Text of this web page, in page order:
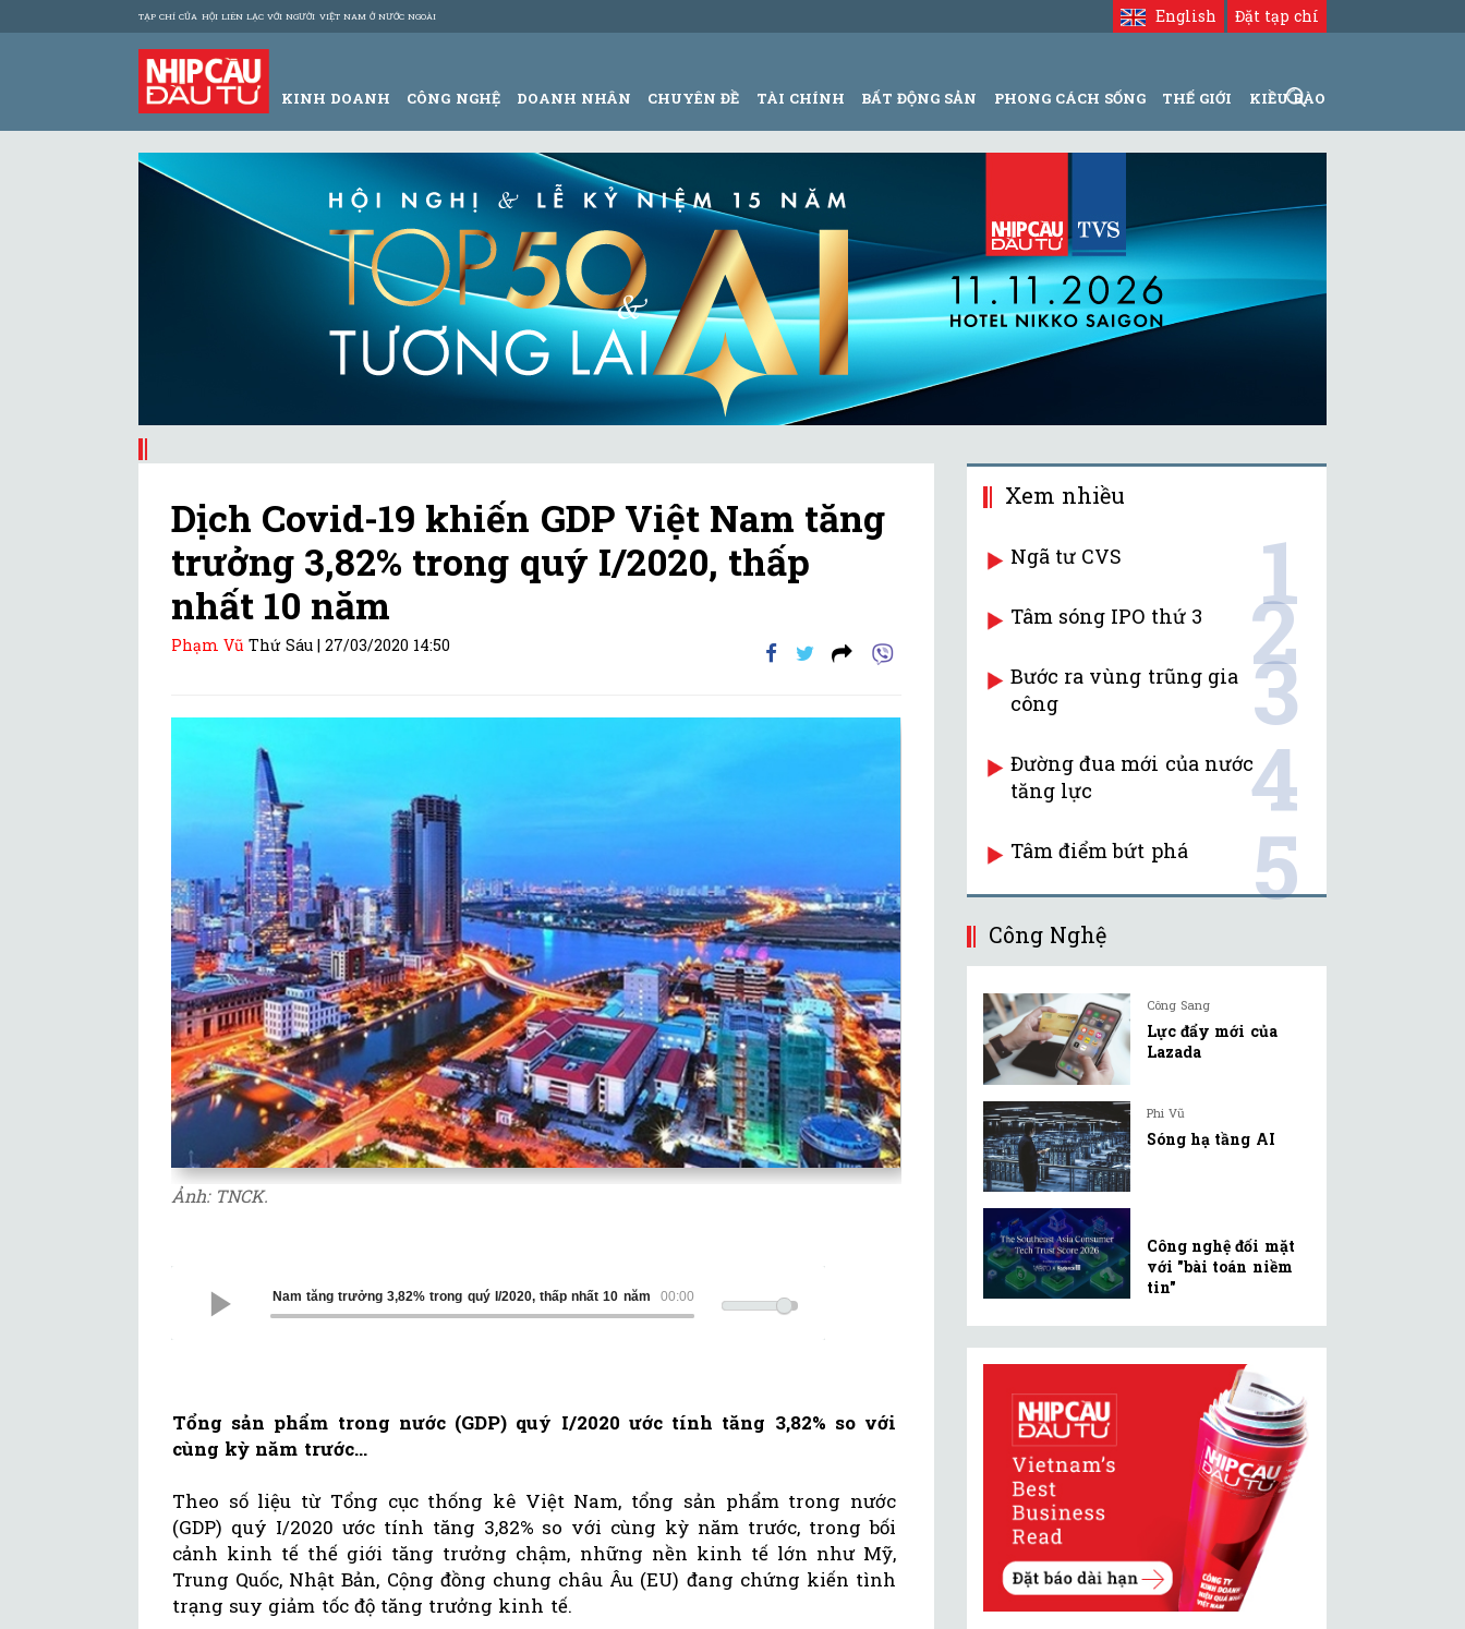
TẠP CHÍ CỦA HỘI LIÊN LẠC VỚI NGƯỜI VIỆT NAM Ở NƯỚC NGOÀI Đặt tạp chí
English
KINH DOANH CÔNG NGHỆ DOANH NHÂN CHUYÊN ĐỀ TÀI CHÍNH BẤT ĐỘNG SẢN PHONG CÁCH SỐNG THẾ GIỚI KIỀU BÀO
Dịch Covid-19 khiến GDP Việt Nam tăng
trưởng 3,82% trong quý I/2020, thấp
nhất 10 năm
Phạm Vũ Thứ Sáu |27/03/2020 14:50
Ảnh: TNCK.
00:00
Dịch Covid-19 khiến GDP Việt Nam tăng trưởng 3,82% trong quý I/2020, thấp nhất 10 năm
Tổng sản phẩm trong nước (GDP) quý I/2020 ước tính tăng 3,82% so với
cùng kỳ năm trước...
Theo số liệu từ Tổng cục thống kê Việt Nam, tổng sản phẩm trong nước
(GDP) quý I/2020 ước tính tăng 3,82% so với cùng kỳ năm trước, trong bối
cảnh kinh tế thế giới tăng trưởng chậm, những nền kinh tế lớn như Mỹ,
Trung Quốc, Nhật Bản, Cộng đồng chung châu Âu (EU) đang chứng kiến tình
trạng suy giảm tốc độ tăng trưởng kinh tế.
Xem nhiều
Ngã tư CVS 1
Tâm sóng IPO thứ 3 2
Bước ra vùng trũng gia
công
3
Đường đua mới của nước
tăng lực
4
Tâm điểm bứt phá 5
Công Nghệ
Công Sang
Lực đẩy mới của
Lazada
Phi Vũ
Sóng hạ tầng AI
Công nghệ đối mặt
với "bài toán niềm
tin"